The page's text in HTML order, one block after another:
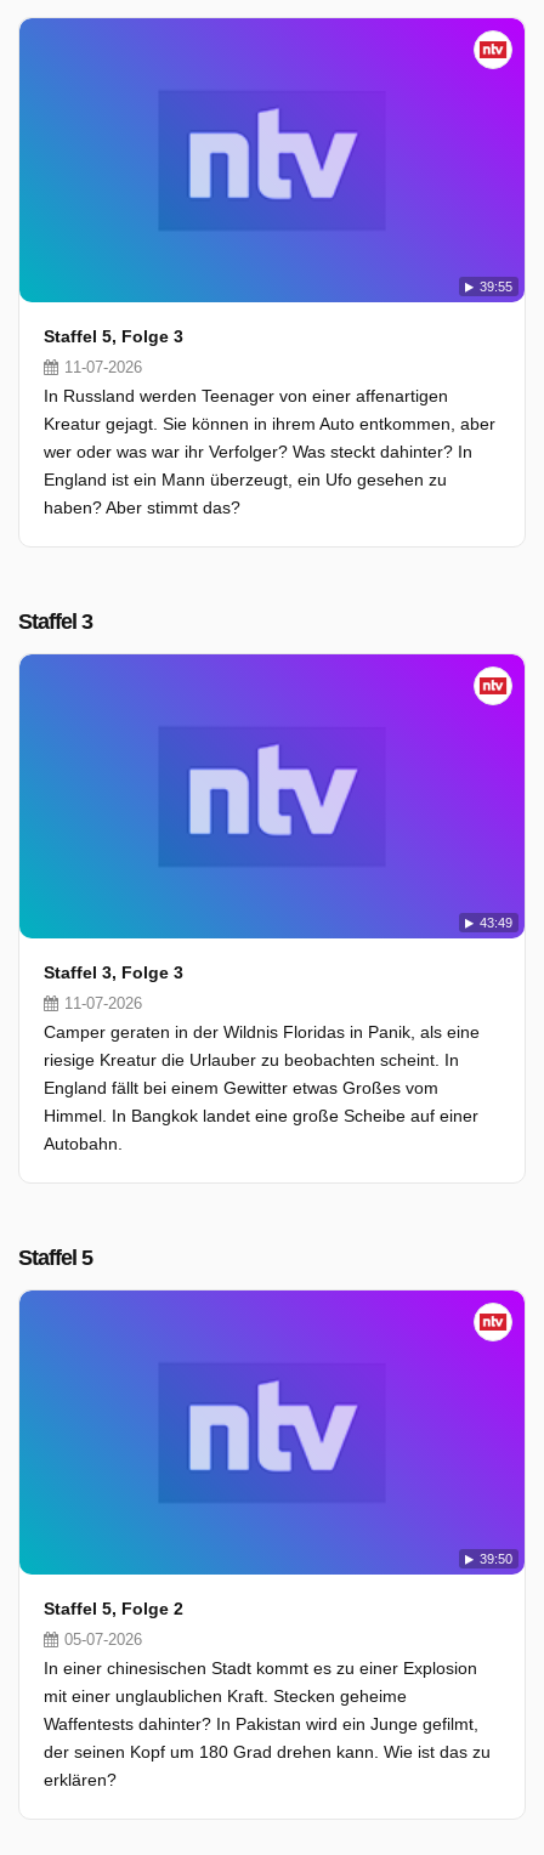
39:55
Staffel 5, Folge 3
11-07-2026
In Russland werden Teenager von einer affenartigen
Kreatur gejagt. Sie können in ihrem Auto entkommen, aber
wer oder was war ihr Verfolger? Was steckt dahinter? In
England ist ein Mann überzeugt, ein Ufo gesehen zu
haben? Aber stimmt das?
Staffel 3
43:49
Staffel 3, Folge 3
11-07-2026
Camper geraten in der Wildnis Floridas in Panik, als eine
riesige Kreatur die Urlauber zu beobachten scheint. In
England fällt bei einem Gewitter etwas Großes vom
Himmel. In Bangkok landet eine große Scheibe auf einer
Autobahn.
Staffel 5
39:50
Staffel 5, Folge 2
05-07-2026
In einer chinesischen Stadt kommt es zu einer Explosion
mit einer unglaublichen Kraft. Stecken geheime
Waffentests dahinter? In Pakistan wird ein Junge gefilmt,
der seinen Kopf um 180 Grad drehen kann. Wie ist das zu
erklären?